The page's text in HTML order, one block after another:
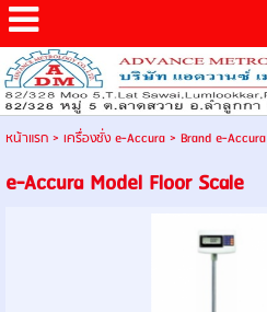
หน้าแรก> เครื่องชั่ง e-Accura> Brand e-Accura
e-Accura Model Floor Scale